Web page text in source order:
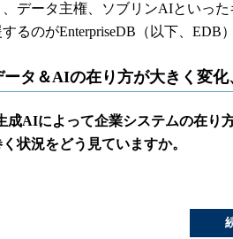
、データ主権、ソブリンAIといっ
るのがEnterpriseDB（以下、EDB
ータ＆AIの在り方が大きく変
成AIによって企業システムの在り
く状況をどう見ていますか。